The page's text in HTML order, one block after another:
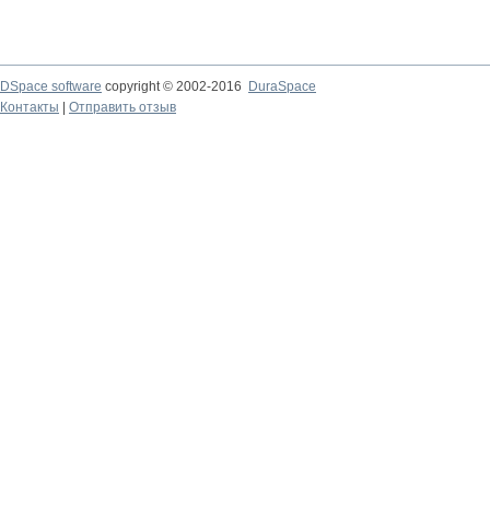
DSpace software copyright © 2002-2016
DuraSpace
Контакты
Отправить отзыв